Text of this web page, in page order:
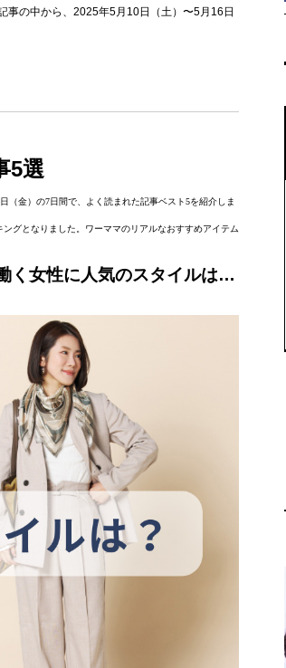
事の中から、2025年5月10日（土）〜5月16日
5選
（金）の7日間で、よく読まれた記事ベスト5を紹介しま
グとなりました。ワーママのリアルなおすすめアイテム
く女性に人気のスタイルは…